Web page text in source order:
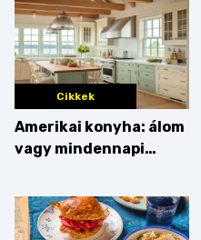
Cikkek
Amerikai konyha: álom
vagy mindennapi
az érveket